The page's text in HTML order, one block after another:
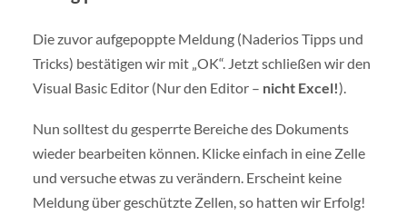
Die zuvor aufgepoppte Meldung (Naderios Tipps und
Tricks) bestätigen wir mit „OK“. Jetzt schließen wir den
Visual Basic Editor (Nur den Editor – nicht Excel!).
Nun solltest du gesperrte Bereiche des Dokuments
wieder bearbeiten können. Klicke einfach in eine Zelle
und versuche etwas zu verändern. Erscheint keine
Meldung über geschützte Zellen, so hatten wir Erfolg!